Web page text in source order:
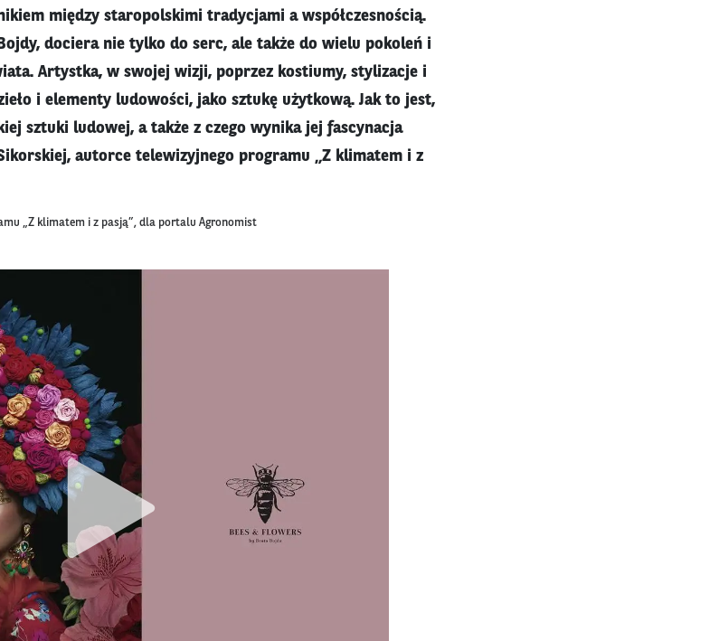
między staropolskimi tradycjami a współczesnością.
dociera nie tylko do serc, ale także do wielu pokoleń i
Artystka, w swojej wizji, poprzez kostiumy, stylizacje i
i elementy ludowości, jako sztukę użytkową. Jak to jest,
sztuki ludowej, a także z czego wynika jej fascynacja
autorce telewizyjnego programu „Z klimatem i z
„Z klimatem i z pasją”, dla portalu Agronomist